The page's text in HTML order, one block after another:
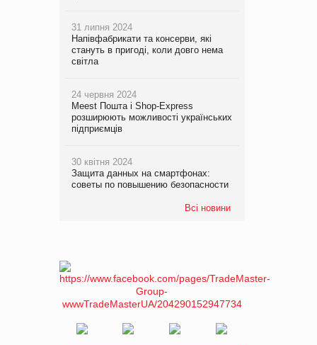
31 липня 2024
Напівфабрикати та консерви, які
стануть в пригоді, коли довго нема
світла
24 червня 2024
Meest Пошта і Shop-Express
розширюють можливості українських
підприємців
30 квітня 2024
Защита данных на смартфонах:
советы по повышению безопасности
Всі новини